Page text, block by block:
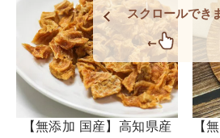
スクロールでき
【無添加 国産】高知県産
【